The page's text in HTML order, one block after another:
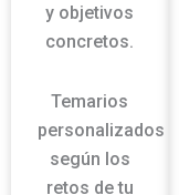
y objetivos
concretos.
Temarios
personalizados
según los
retos de tu